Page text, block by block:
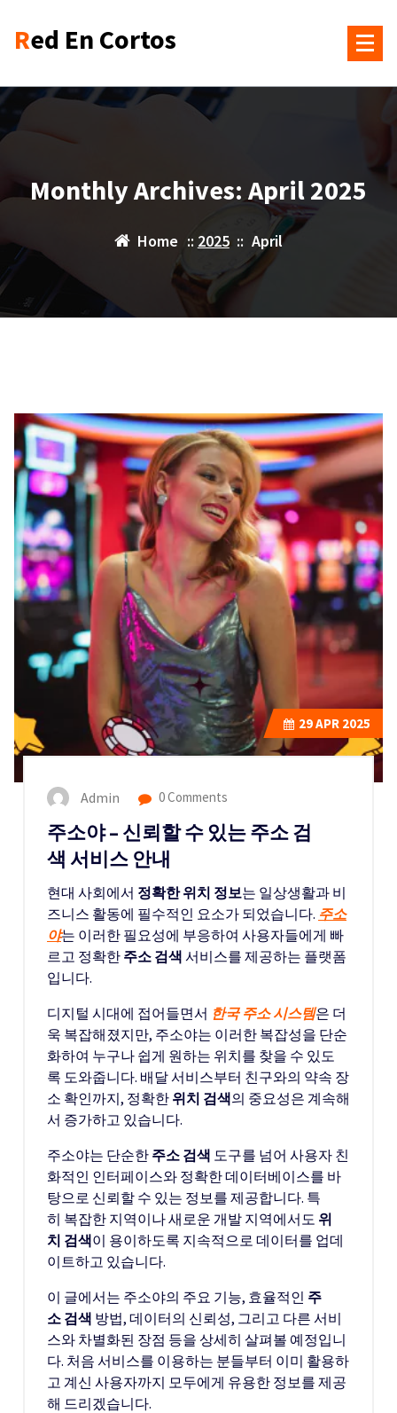
contentRed En Cortos
Monthly Archives: April 2025
Home :: 2025:: April
29APR 2025
Admin 0 Comments
주소야 – 신뢰할 수 있는 주소 검
색 서비스 안내
현대 사회에서 정확한 위치 정보는 일상생활과 비
즈니스 활동에 필수적인 요소가 되었습니다. 주소
야는 이러한 필요성에 부응하여 사용자들에게 빠
르고 정확한 주소 검색 서비스를 제공하는 플랫폼
입니다.
디지털 시대에 접어들면서 한국 주소 시스템은 더
욱 복잡해졌지만, 주소야는 이러한 복잡성을 단순
화하여 누구나 쉽게 원하는 위치를 찾을 수 있도
록 도와줍니다. 배달 서비스부터 친구와의 약속 장
소 확인까지, 정확한 위치 검색의 중요성은 계속해
서 증가하고 있습니다.
주소야는 단순한 주소 검색 도구를 넘어 사용자 친
화적인 인터페이스와 정확한 데이터베이스를 바
탕으로 신뢰할 수 있는 정보를 제공합니다. 특
히 복잡한 지역이나 새로운 개발 지역에서도 위
치 검색이 용이하도록 지속적으로 데이터를 업데
이트하고 있습니다.
이 글에서는 주소야의 주요 기능, 효율적인 주
소 검색 방법, 데이터의 신뢰성, 그리고 다른 서비
스와 차별화된 장점 등을 상세히 살펴볼 예정입니
다. 처음 서비스를 이용하는 분들부터 이미 활용하
고 계신 사용자까지 모두에게 유용한 정보를 제공
해 드리겠습니다.